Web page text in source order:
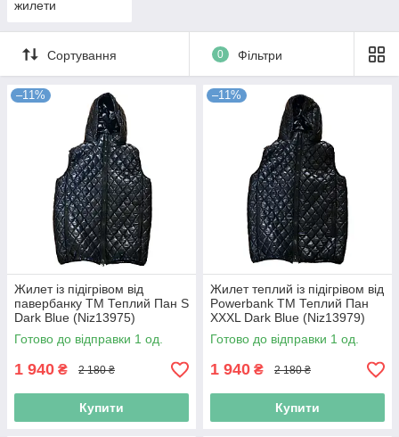
жилети
Сортування 0 Фільтри
–11%
Жилет із підігрівом від
павербанку TM Теплий Пан S
Dark Blue (Niz13975)
Готово до відправки 1 од.
1 940 ₴ 2 180 ₴
Купити
–11%
Жилет теплий із підігрівом від
Powerbank TM Теплий Пан
XXXL Dark Blue (Niz13979)
Готово до відправки 1 од.
1 940 ₴ 2 180 ₴
Купити